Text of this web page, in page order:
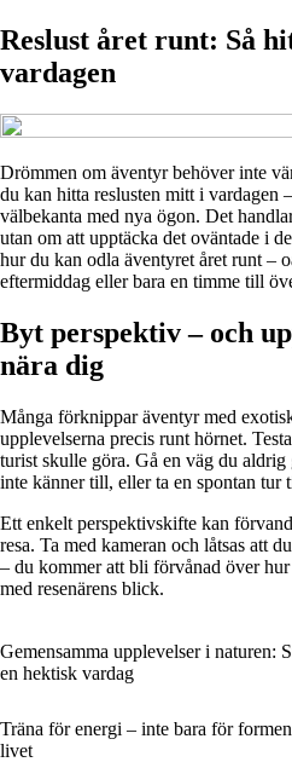
Reslust året runt: Så
vardagen
Drömmen om äventyr behöver inte
du kan hitta reslusten mitt i vardagen
välbekanta med nya ögon. Det
utan om att upptäcka det oväntade i
hur du kan odla äventyret året runt –
eftermiddag eller bara en timme till
Byt perspektiv – och
nära dig
Många förknippar äventyr med
upplevelserna precis runt hörnet.
turist skulle göra. Gå en väg du
inte känner till, eller ta en spontan tur
Ett enkelt perspektivskifte kan
resa. Ta med kameran och låtsas att
– du kommer att bli förvånad över
med resenärens blick.
Gemensamma upplevelser i naturen:
en hektisk vardag
Träna för energi – inte bara för
livet